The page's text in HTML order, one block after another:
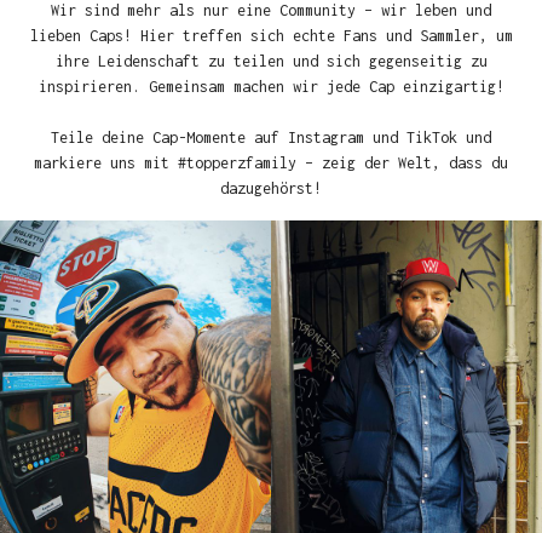
Wir sind mehr als nur eine Community – wir leben und
lieben Caps! Hier treffen sich echte Fans und Sammler, um
ihre Leidenschaft zu teilen und sich gegenseitig zu
inspirieren. Gemeinsam machen wir jede Cap einzigartig!
Teile deine Cap-Momente auf Instagram und TikTok und
markiere uns mit #topperzfamily – zeig der Welt, dass du
dazugehörst!